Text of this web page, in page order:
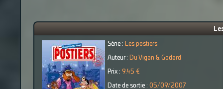
Série : Les postiers
Auteur : Du Vigan & Godard
Prix : 9.45 €
Date de sortie : 05/09/2007